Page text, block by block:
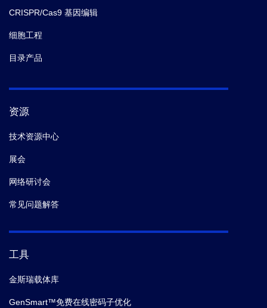
CRISPR/Cas9 基因编辑
细胞工程
目录产品
资源
技术资源中心
展会
网络研讨会
常见问题解答
工具
金斯瑞载体库
GenSmart™免费在线密码子优化